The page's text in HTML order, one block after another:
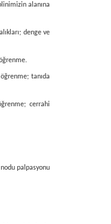
alanına
denge ve
tanıda
cerrahi
palpasyonu